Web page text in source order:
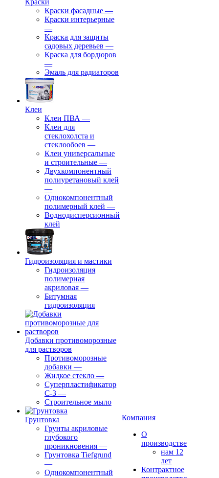
Краски
Краски фасадные —
Краски интерьерные
—
Краска для защиты
садовых деревьев —
⁠Краска для бордюров
—
Эмаль для радиаторов
Клеи
Клеи ПВА —
Клеи для
стеклохолста и
стеклообоев —
Клеи универсальные
и строительные —
Двухкомпонентный
полиуретановый клей
—
Однокомпонентный
полимерный клей —
Воднодисперсионный
клей
Гидроизоляция и мастики
Гидроизоляция
полимерная
акриловая —
Битумная
гидроизоляция
Добавки противоморозные
для растворов
Противоморозные
добавки —
Жидкое стекло —
Суперпластификатор
С-3 —
Строительное мыло
Грунтовка
Грунты акриловые
глубокого
проникновения —
Грунтовка Tiefgrund
—
Однокомпонентный
Компания
О
производстве
нам 12
лет
Контрактное